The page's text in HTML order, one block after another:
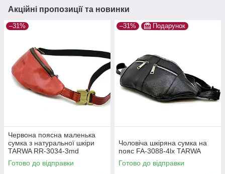
Акційні пропозиції та новинки
–31%
Червона поясна маленька
сумка з натуральної шкіри
TARWA RR-3034-3md
Готово до відправки
–31% Подарунок
Чоловіча шкіряна сумка на
пояс FA-3088-4lx TARWA
Готово до відправки